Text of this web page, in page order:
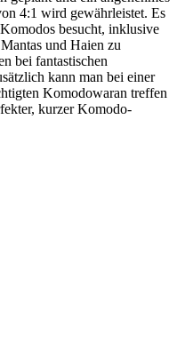
4:1 wird gewährleistet. Es
besucht, inklusive
und Haien zu
bei fantastischen
kann man bei einer
Komodowaran treffen
kurzer Komodo-